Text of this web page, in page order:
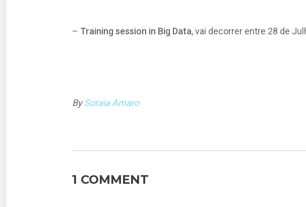
– Training session in Big Data, vai decorrer entre 28 de
BySoraia Amaro
1 COMMENT